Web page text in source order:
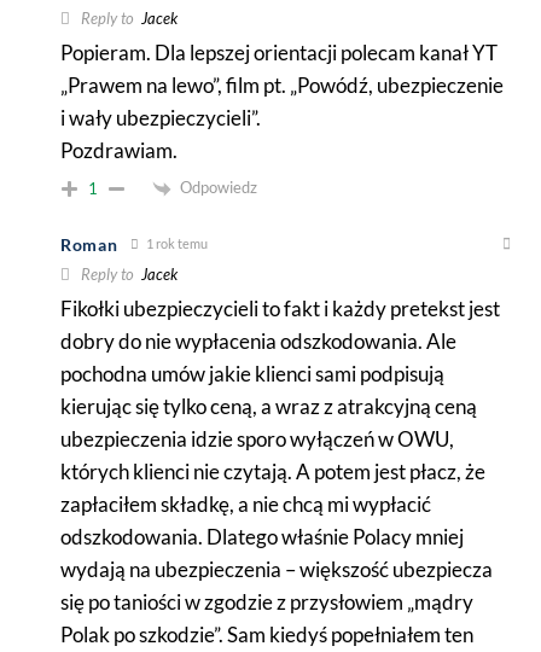
Reply to Jacek
Popieram. Dla lepszej orientacji polecam kanał YT
„Prawem na lewo”, film pt. „Powódź, ubezpieczenie
i wały ubezpieczycieli”.
Pozdrawiam.
1 Odpowiedz
Roman 1 rok temu
Reply to Jacek
Fikołki ubezpieczycieli to fakt i każdy pretekst jest
dobry do nie wypłacenia odszkodowania. Ale
pochodna umów jakie klienci sami podpisują
kierując się tylko ceną, a wraz z atrakcyjną ceną
ubezpieczenia idzie sporo wyłączeń w OWU,
których klienci nie czytają. A potem jest płacz, że
zapłaciłem składkę, a nie chcą mi wypłacić
odszkodowania. Dlatego właśnie Polacy mniej
wydają na ubezpieczenia – większość ubezpiecza
się po taniości w zgodzie z przysłowiem „mądry
Polak po szkodzie”. Sam kiedyś popełniałem ten